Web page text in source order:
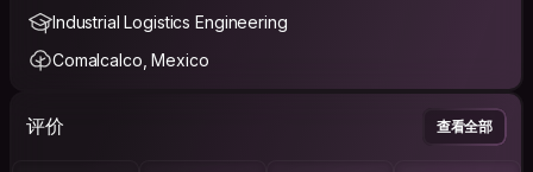
Industrial Logistics Engineering
Comalcalco, Mexico
评价 查看全部